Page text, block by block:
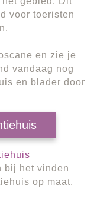
voor toeristen
en zie je
vandaag nog
en blader door
bij het vinden
op maat.